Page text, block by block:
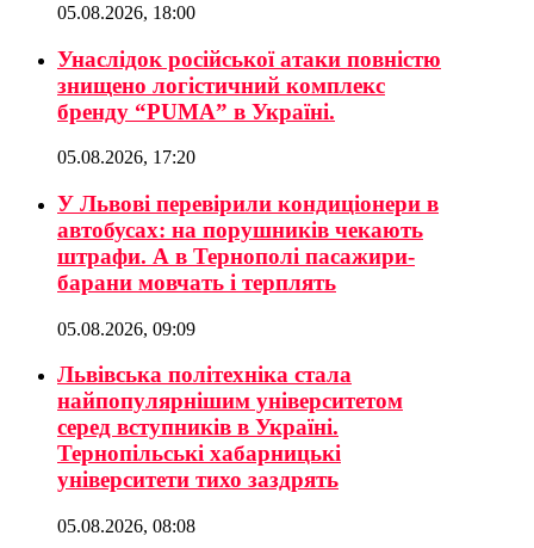
05.08.2026, 18:00
Унаслідок російської атаки повністю
знищено логістичний комплекс
бренду “PUMA” в Україні.
05.08.2026, 17:20
У Львові перевірили кондиціонери в
автобусах: на порушників чекають
штрафи. А в Тернополі пасажири-
барани мовчать і терплять
05.08.2026, 09:09
Львівська політехніка стала
найпопулярнішим університетом
серед вступників в Україні.
Тернопільські хабарницькі
університети тихо заздрять
05.08.2026, 08:08